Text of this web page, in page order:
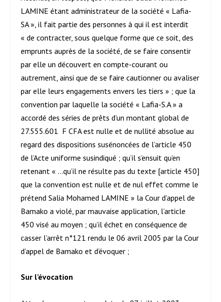
LAMINE étant administrateur de la société « Lafia-
SA », il fait partie des personnes à qui il est interdit
« de contracter, sous quelque forme que ce soit, des
emprunts auprès de la société, de se faire consentir
par elle un découvert en compte-courant ou
autrement, ainsi que de se faire cautionner ou avaliser
par elle leurs engagements envers les tiers » ; que la
convention par laquelle la société « Lafia-S.A » a
accordé des séries de prêts d’un montant global de
27.555.601 F CFA est nulle et de nullité absolue au
regard des dispositions susénoncées de l’article 450
de l’Acte uniforme susindiqué ; qu’il s’ensuit qu’en
retenant « …qu’il ne résulte pas du texte [article 450]
que la convention est nulle et de nul effet comme le
prétend Salia Mohamed LAMINE » la Cour d’appel de
Bamako a violé, par mauvaise application, l’article
450 visé au moyen ; qu’il échet en conséquence de
casser l’arrêt n°121 rendu le 06 avril 2005 par la Cour
d’appel de Bamako et d’évoquer ;
Sur l’évocation